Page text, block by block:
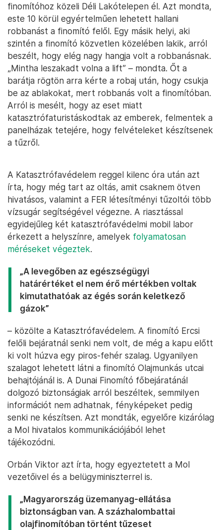
finomítóhoz közeli Déli Lakótelepen él. Azt mondta,
este 10 körül egyértelműen lehetett hallani
robbanást a finomító felől. Egy másik helyi, aki
szintén a finomító közvetlen közelében lakik, arról
beszélt, hogy elég nagy hangja volt a robbanásnak.
„Mintha leszakadt volna a lift” – mondta. Őt a
barátja rögtön arra kérte a robaj után, hogy csukja
be az ablakokat, mert robbanás volt a finomítóban.
Arról is mesélt, hogy az eset miatt
katasztrófaturistáskodtak az emberek, felmentek a
panelházak tetejére, hogy felvételeket készítsenek
a tűzről.
A Katasztrófavédelem reggel kilenc óra után azt
írta, hogy még tart az oltás, amit csaknem ötven
hivatásos, valamint a FER létesítményi tűzoltói több
vízsugár segítségével végezne. A riasztással
egyidejűleg két katasztrófavédelmi mobil labor
érkezett a helyszínre, amelyek folyamatosan
méréseket végeztek.
„A levegőben az egészségügyi
határértéket el nem érő mértékben voltak
kimutathatóak az égés során keletkező
gázok”
– közölte a Katasztrófavédelem. A finomító Ercsi
felőli bejáratnál senki nem volt, de még a kapu előtt
ki volt húzva egy piros-fehér szalag. Ugyanilyen
szalagot lehetett látni a finomító Olajmunkás utcai
behajtójánál is. A Dunai Finomító főbejáratánál
dolgozó biztonságiak arról beszéltek, semmilyen
információt nem adhatnak, fényképeket pedig
senki ne készítsen. Azt mondták, egyelőre kizárólag
a Mol hivatalos kommunikációjából lehet
tájékozódni.
Orbán Viktor azt írta, hogy egyeztetett a Mol
vezetőivel és a belügyminiszterrel is.
„Magyarország üzemanyag-ellátása
biztonságban van. A százhalombattai
olajfinomítóban történt tűzeset